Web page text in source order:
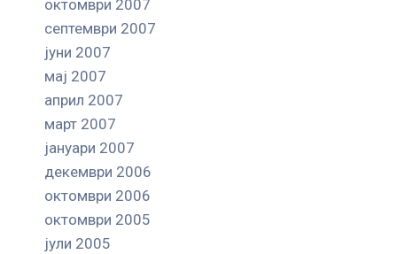
октомври 2007
септември 2007
јуни 2007
мај 2007
април 2007
март 2007
јануари 2007
декември 2006
октомври 2006
октомври 2005
јули 2005